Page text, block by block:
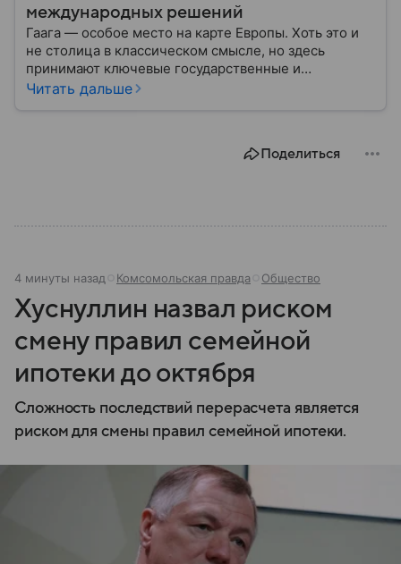
международных решений
Гаага — особое место на карте Европы. Хоть это и
не столица в классическом смысле, но здесь
принимают ключевые государственные и
международные решения. Город давно
Читать дальше
Поделиться
4 минуты назад Комсомольская правда Общество
Хуснуллин назвал риском
смену правил семейной
ипотеки до октября
Сложность последствий перерасчета является
риском для смены правил семейной ипотеки.